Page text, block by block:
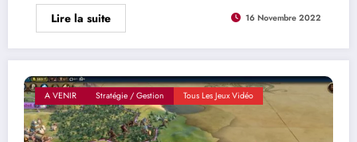
Lire la suite 16 Novembre 2022
A VENIR Stratégie / Gestion Tous Les Jeux Vidéo